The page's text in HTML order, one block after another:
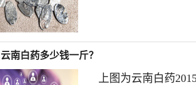
云南白药多少钱一斤？
上图为云南白药